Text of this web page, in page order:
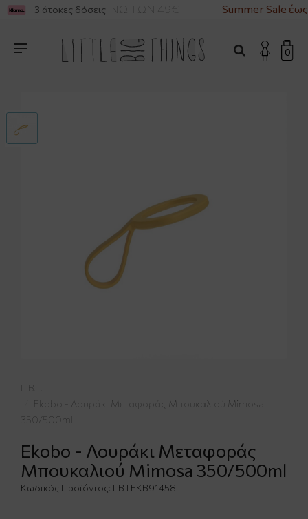
ΓΙΑ ΑΓΟΡΕΣ ΑΝΩ ΤΩΝ 49€ Summer Sale
- 3 άτοκες δόσεις
0
L.B.T.
Ekobo - Λουράκι Μεταφοράς Μπουκαλιού Mimosa
350/500ml
Ekobo - Λουράκι Μεταφοράς
Μπουκαλιού Mimosa 350/500ml
Κωδικός Προϊόντος: LBTΕΚΒ91458